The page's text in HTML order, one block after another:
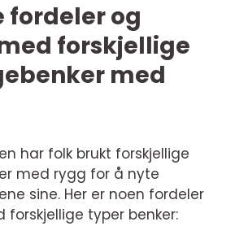
fordeler og
forskjellige
med
har folk brukt forskjellige
med rygg for å nyte
sine. Her er noen fordeler
forskjellige typer benker: